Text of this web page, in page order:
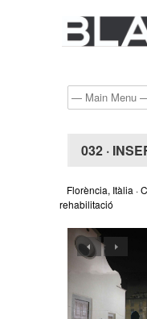
032 ·
Florència, Itàlia ·
rehabilitació